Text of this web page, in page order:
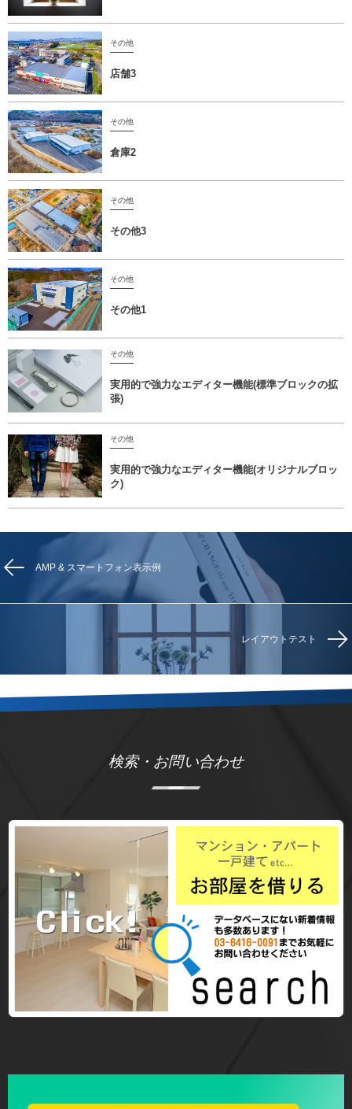
その他
店舗3
その他
倉庫2
その他
その他3
その他
その他1
その他
実用的で強力なエディター機能(標準ブロックの拡
張)
その他
実用的で強力なエディター機能(オリジナルブロッ
ク)
AMP & スマートフォン表示例
レイアウトテスト
検索・お問い合わせ